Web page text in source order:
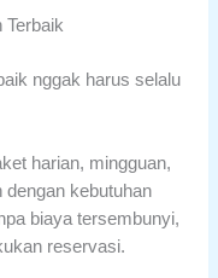
Terbaik
nggak harus selalu
harian, mingguan,
dengan kebutuhan
biaya tersembunyi,
reservasi.